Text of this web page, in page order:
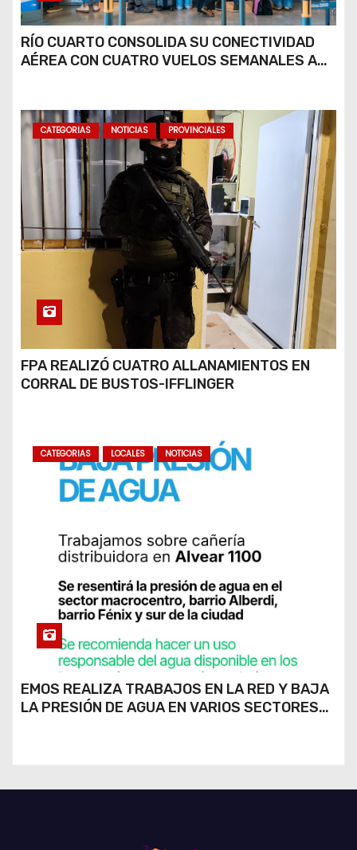
RÍO CUARTO CONSOLIDA SU CONECTIVIDAD
AÉREA CON CUATRO VUELOS SEMANALES A
CATEGORIAS NOTICIAS PROVINCIALES
FPA REALIZÓ CUATRO ALLANAMIENTOS EN
CORRAL DE BUSTOS-IFFLINGER
CATEGORIAS LOCALES NOTICIAS
EMOS REALIZA TRABAJOS EN LA RED Y BAJA
LA PRESIÓN DE AGUA EN VARIOS SECTORES